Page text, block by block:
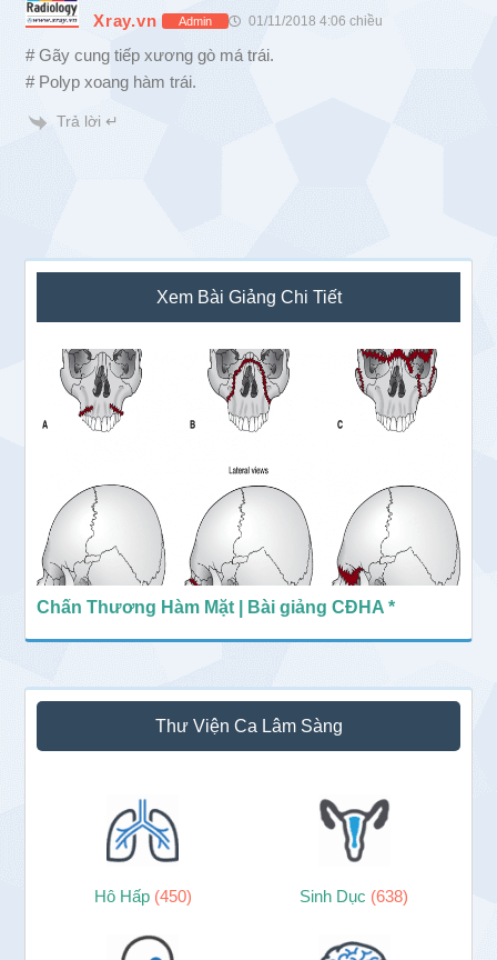
Xray.vn Admin 01/11/2018 4:06 chiều
# Gãy cung tiếp xương gò má trái.
# Polyp xoang hàm trái.
Trả lời ↵
Sidebar
chính
Xem Bài Giảng Chi Tiết
Chấn Thương Hàm Mặt | Bài giảng CĐHA *
Thư Viện Ca Lâm Sàng
Hô Hấp (450) Sinh Dục (638)